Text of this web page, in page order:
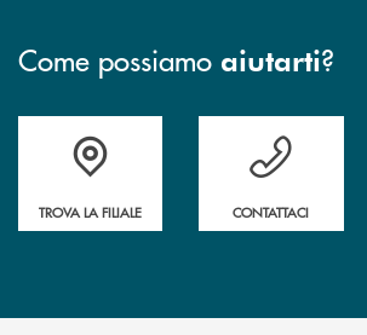
Come possiamo aiutarti?
Accedi all' elenco completo delle filiali .
TROVA LA FILIALE
Hai bisogno di
CONTATTACI